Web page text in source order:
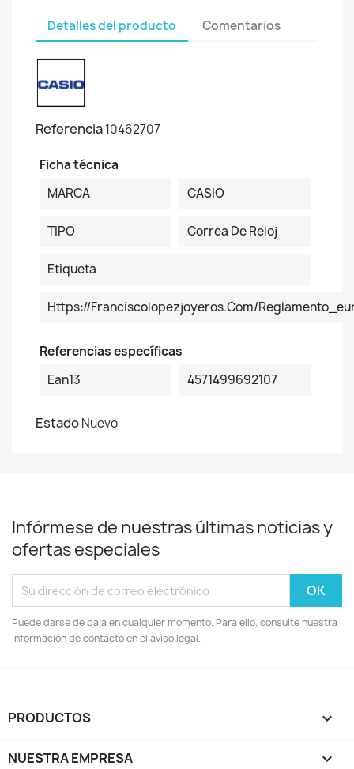
Detalles del producto Comentarios
Referencia10462707
Ficha técnica
MARCA
CASIO
TIPO Correa De Reloj
Etiqueta
Https://franciscolopezjoyeros.com/
Referencias específicas
Ean13
4571499692107
EstadoNuevo
Infórmese de nuestras últimas noticias y
ofertas especiales
Puede darse de baja en cualquier momento. Para ello, consulte nuestra
información de contacto en el aviso legal.
PRODUCTOS 
NUESTRA EMPRESA 